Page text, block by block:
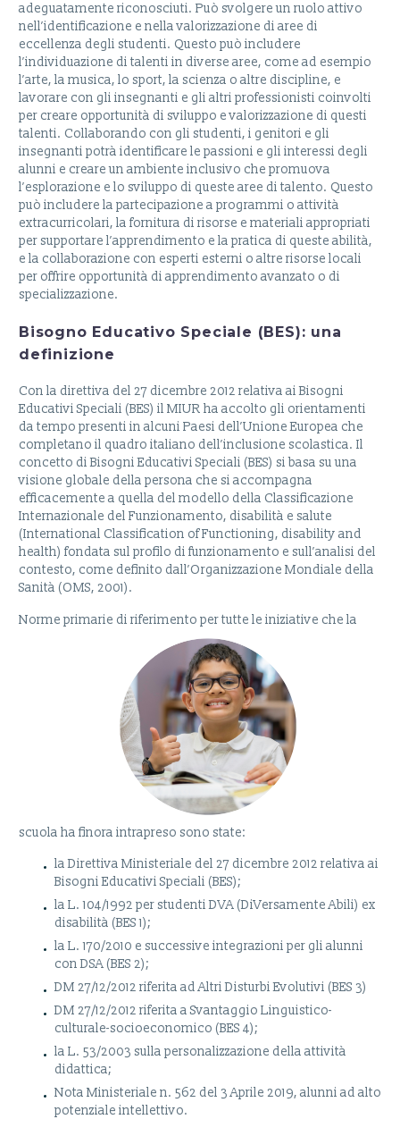
adeguatamente riconosciuti. Può svolgere un ruolo attivo
nell’identificazione e nella valorizzazione di aree di
eccellenza degli studenti. Questo può includere
l’individuazione di talenti in diverse aree, come ad esempio
l’arte, la musica, lo sport, la scienza o altre discipline, e
lavorare con gli insegnanti e gli altri professionisti coinvolti
per creare opportunità di sviluppo e valorizzazione di questi
talenti. Collaborando con gli studenti, i genitori e gli
insegnanti potrà identificare le passioni e gli interessi degli
alunni e creare un ambiente inclusivo che promuova
l’esplorazione e lo sviluppo di queste aree di talento. Questo
può includere la partecipazione a programmi o attività
extracurricolari, la fornitura di risorse e materiali appropriati
per supportare l’apprendimento e la pratica di queste abilità,
e la collaborazione con esperti esterni o altre risorse locali
per offrire opportunità di apprendimento avanzato o di
specializzazione.
Bisogno Educativo Speciale (BES): una
definizione
Con la direttiva del 27 dicembre 2012 relativa ai Bisogni
Educativi Speciali (BES) il MIUR ha accolto gli orientamenti
da tempo presenti in alcuni Paesi dell’Unione Europea che
completano il quadro italiano dell’inclusione scolastica. Il
concetto di Bisogni Educativi Speciali (BES) si basa su una
visione globale della persona che si accompagna
efficacemente a quella del modello della Classificazione
Internazionale del Funzionamento, disabilità e salute
(International Classification of Functioning, disability and
health) fondata sul profilo di funzionamento e sull’analisi del
contesto, come definito dall’Organizzazione Mondiale della
Sanità (OMS, 2001).
Norme primarie di riferimento per tutte le iniziative che la
scuola ha finora intrapreso sono state:
la Direttiva Ministeriale del 27 dicembre 2012 relativa ai
Bisogni Educativi Speciali (BES);
la L. 104/1992 per studenti DVA (DiVersamente Abili) ex
disabilità (BES 1);
la L. 170/2010 e successive integrazioni per gli alunni
con DSA (BES 2);
DM 27/12/2012 riferita ad Altri Disturbi Evolutivi (BES 3)
DM 27/12/2012 riferita a Svantaggio Linguistico-
culturale-socioeconomico (BES 4);
la L. 53/2003 sulla personalizzazione della attività
didattica;
Nota Ministeriale n. 562 del 3 Aprile 2019, alunni ad alto
potenziale intellettivo.